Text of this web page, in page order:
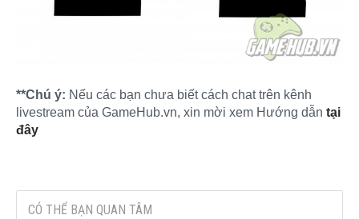
**Chú ý: Nếu các bạn chưa biết cách chat trên kênh
livestream của GameHub.vn, xin mời xem Hướng dẫn tại
đây
CÓ THỂ BẠN QUAN TÂM